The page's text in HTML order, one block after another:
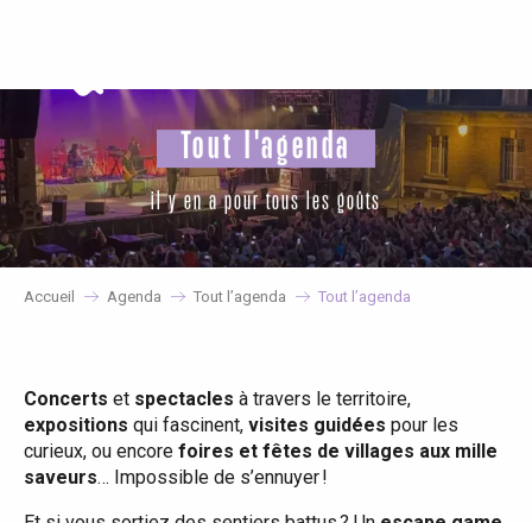
principal
Tout l'agenda
il y en a pour tous les goûts
Accueil Agenda Tout l’agenda Tout l’agenda
Concerts et spectacles à travers le territoire,
expositions qui fascinent, visites guidées pour les
curieux, ou encore foires et fêtes de villages aux mille
saveurs… Impossible de s’ennuyer !